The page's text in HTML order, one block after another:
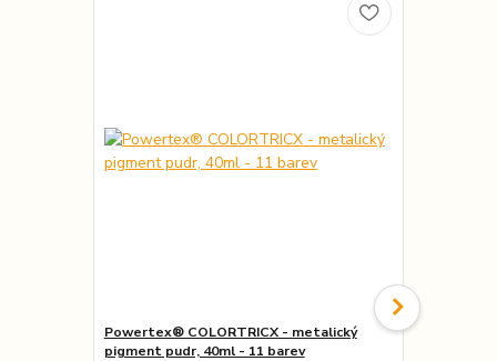
Powertex® COLORTRICX - metalický
pigment pudr, 40ml - 11 barev